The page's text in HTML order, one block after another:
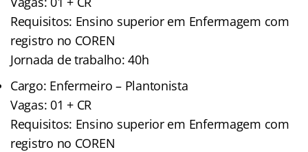
Requisitos: Ensino superior em Enfermagem com
registro no COREN
Jornada de trabalho: 40h
Cargo: Enfermeiro – Plantonista
Vagas: 01 + CR
Requisitos: Ensino superior em Enfermagem com
registro no COREN